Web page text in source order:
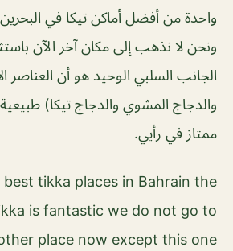
واحدة من أفضل أماكن تيكا في البحرين
ونحن لا نذهب إلى مكان آخر الآن
الجانب السلبي الوحيد هو أن العناصر
والدجاج المشوي والدجاج تيكا)
ممتاز في رأيي.
tikka places in Bahrain the
is fantastic we do not go to
place now except this one.